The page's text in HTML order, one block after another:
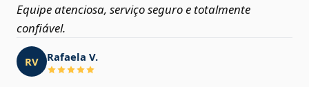
Equipe atenciosa, serviço seguro e totalmente
confiável.
RV Rafaela V.